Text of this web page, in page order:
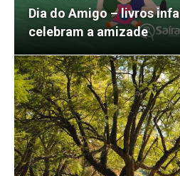
Dia do Amigo – livros
celebram a amizade